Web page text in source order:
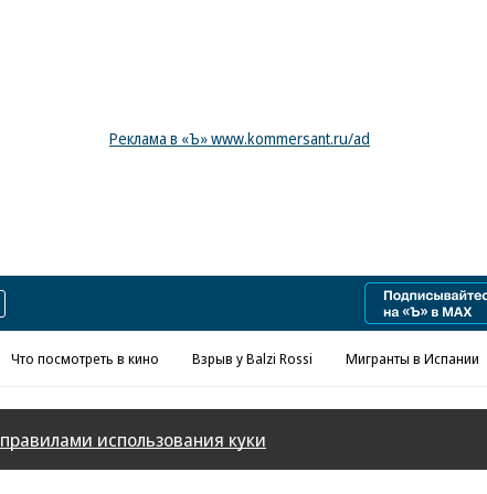
Реклама в «Ъ» www.kommersant.ru/ad
Что посмотреть в кино Взрыв у Balzi Rossi Мигранты в Испании
правилами использования куки